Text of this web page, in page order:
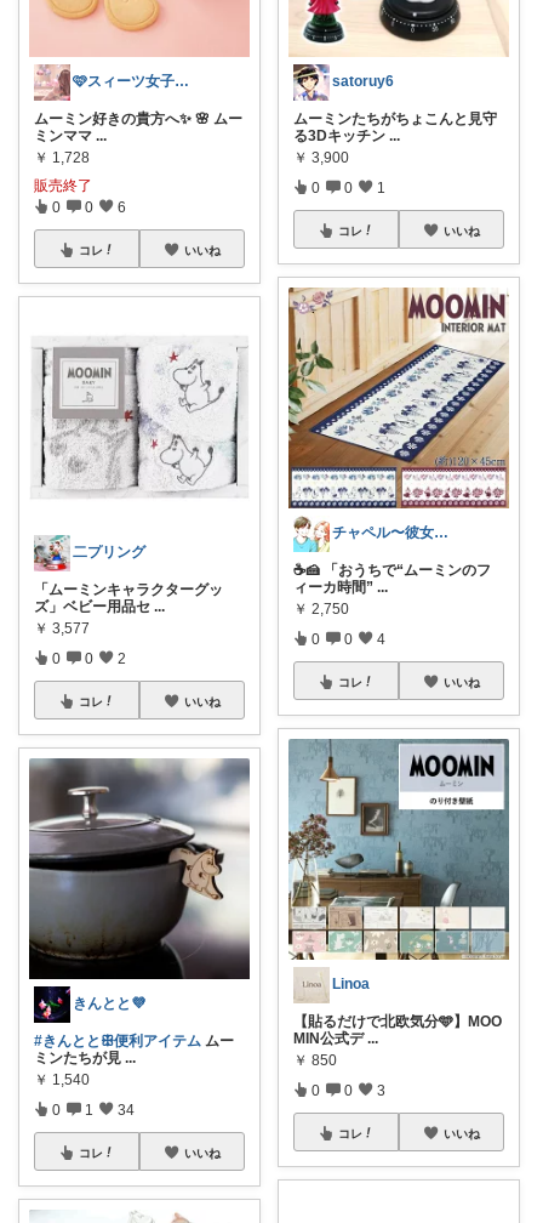
🩷スィーツ女子向けのお菓子ROOM🩷
ムーミン好きの貴方へ✨ 🌸 ムー
ミンママ ...
￥ 1,728
販売終了
0 0 6
コレ いいね
二プリング
「ムーミンキャラクターグッ
ズ」ベビー用品セ ...
￥ 3,577
0 0 2
コレ いいね
きんとと💜
#きんととꕥ便利アイテム ムー
ミンたちが見 ...
￥ 1,540
0 1 34
コレ いいね
satoruy6
ムーミンたちがちょこんと見守
る3Dキッチン ...
￥ 3,900
0 0 1
コレ いいね
チャペル〜彼女と僕のかわいいモノ探し〜
☕🍰 「おうちで“ムーミンのフ
ィーカ時間” ...
￥ 2,750
0 0 4
コレ いいね
Linoa
【貼るだけで北欧気分🩵】MOO
MIN公式デ ...
￥ 850
0 0 3
コレ いいね